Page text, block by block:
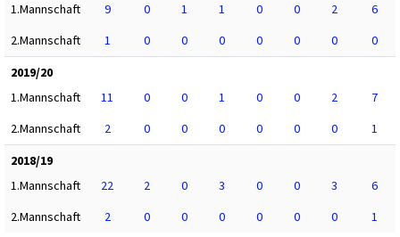
1.Mannschaft
9 0 1 1 0 0 2
6
2.Mannschaft
1 0 0 0 0 0 0
0
2019/20
1.Mannschaft
11 0 0 1 0 0 2
7
2.Mannschaft
2 0 0 0 0 0 0
1
2018/19
1.Mannschaft
22 2 0 3 0 0 3
6
2.Mannschaft
2 0 0 0 0 0 0 1